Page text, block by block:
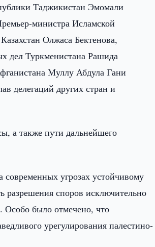
Таджикистан Эмомали
министра Исламской
Олжаса Бектенова,
дел Туркменистана Рашида
Муллу Абдула Гани
делегаций других стран и
а также пути дальнейшего
угрозах устойчивому
разрешения споров исключительно
Особо было отмечено, что
урегулирования палестино-